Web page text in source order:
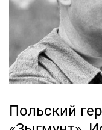
Польский